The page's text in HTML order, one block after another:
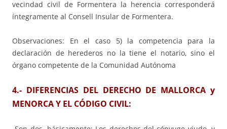
vecindad civil de Formentera la herencia corresponderá
íntegramente al Consell Insular de Formentera.
Observaciones: En el caso 5) la competencia para la
declaración de herederos no la tiene el notario, sino el
órgano competente de la Comunidad Autónoma
4.- DIFERENCIAS DEL DERECHO DE MALLORCA y
MENORCA Y EL CÓDIGO CIVIL: